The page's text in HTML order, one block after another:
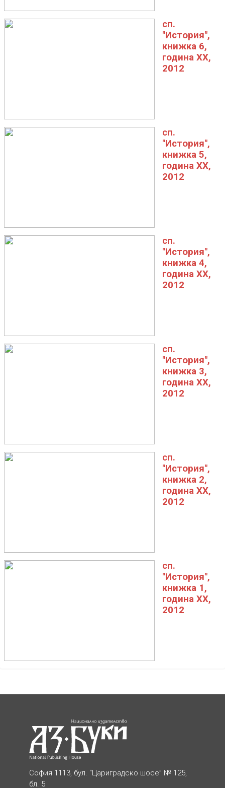
сп.
"История",
книжка 6,
година XX,
2012
сп.
"История",
книжка 5,
година XX,
2012
сп.
"История",
книжка 4,
година XX,
2012
сп.
"История",
книжка 3,
година XX,
2012
сп.
"История",
книжка 2,
година XX,
2012
сп.
"История",
книжка 1,
година XX,
2012
София 1113, бул. “Цариградско шосе” № 125,
бл. 5